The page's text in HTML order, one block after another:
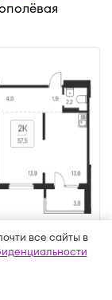
все сайты в
53,7 м2
руб.
Игарской